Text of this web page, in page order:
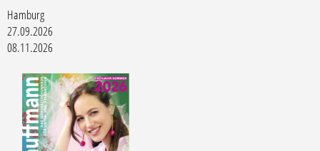
Hamburg
27.09.2026
08.11.2026